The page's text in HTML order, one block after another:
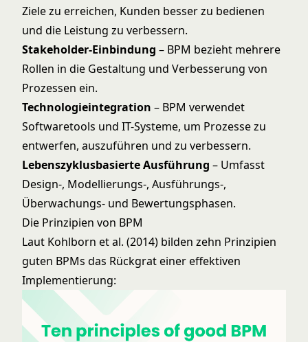
Ziele zu erreichen, Kunden besser zu bedienen
und die Leistung zu verbessern.
Stakeholder-Einbindung – BPM bezieht mehrere
Rollen in die Gestaltung und Verbesserung von
Prozessen ein.
Technologieintegration – BPM verwendet
Softwaretools und IT-Systeme, um Prozesse zu
entwerfen, auszuführen und zu verbessern.
Lebenszyklusbasierte Ausführung – Umfasst
Design-, Modellierungs-, Ausführungs-,
Überwachungs- und Bewertungsphasen.
Die Prinzipien von BPM
Laut Kohlborn et al. (2014) bilden zehn Prinzipien
guten BPMs das Rückgrat einer effektiven
Implementierung: